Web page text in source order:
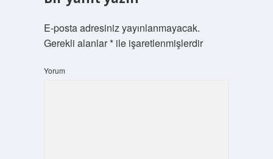
E-posta adresiniz yayınlanmayacak.
Gerekli alanlar*ile işaretlenmişlerdir
Yorum